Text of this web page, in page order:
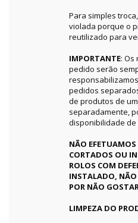
Para simples
violada porque o
reutilizado para
IMPORTANTE: Os
pedido serão
pedidos
de produtos de
separadamente,
disponibilidade
NÃO
CORTADOS OU
ROLOS COM
INSTALADO, NÃO
POR NÃO
LIMPEZA DO